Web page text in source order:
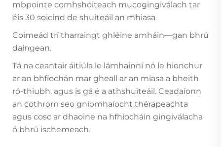
mbpointe comhshóiteach mucogingiválach tar
éis 30 soicind de shuiteáil an mhiasa
Coimeád trí tharraingt ghléine amháin—gan bhrú
daingean.
Tá na ceantair áitiúla le lámhainní nó le hionchur
ar an bhfíochán mar gheall ar an miasa a bheith
ró-thiubh, agus is gá é a athshuiteáil. Ceadaíonn
an cothrom seo gníomhaíocht thérapeachta
agus cosc ar dhaoine na hfhíocháin gingiválacha
ó bhrú ischemeach.